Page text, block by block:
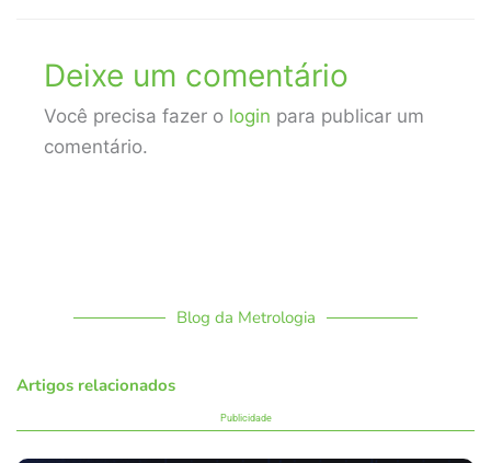
Deixe um comentário
Você precisa fazer o login para publicar um
comentário.
Blog da Metrologia
Artigos relacionados
Publicidade